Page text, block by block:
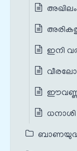
ഇനി
ധനാശി